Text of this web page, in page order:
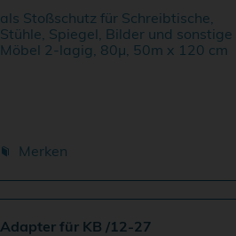
als Stoßschutz für Schreibtische,
Stühle, Spiegel, Bilder und sonstige
Möbel 2-lagig, 80µ, 50m x 120 cm
Merken
Adapter für KB /12-27